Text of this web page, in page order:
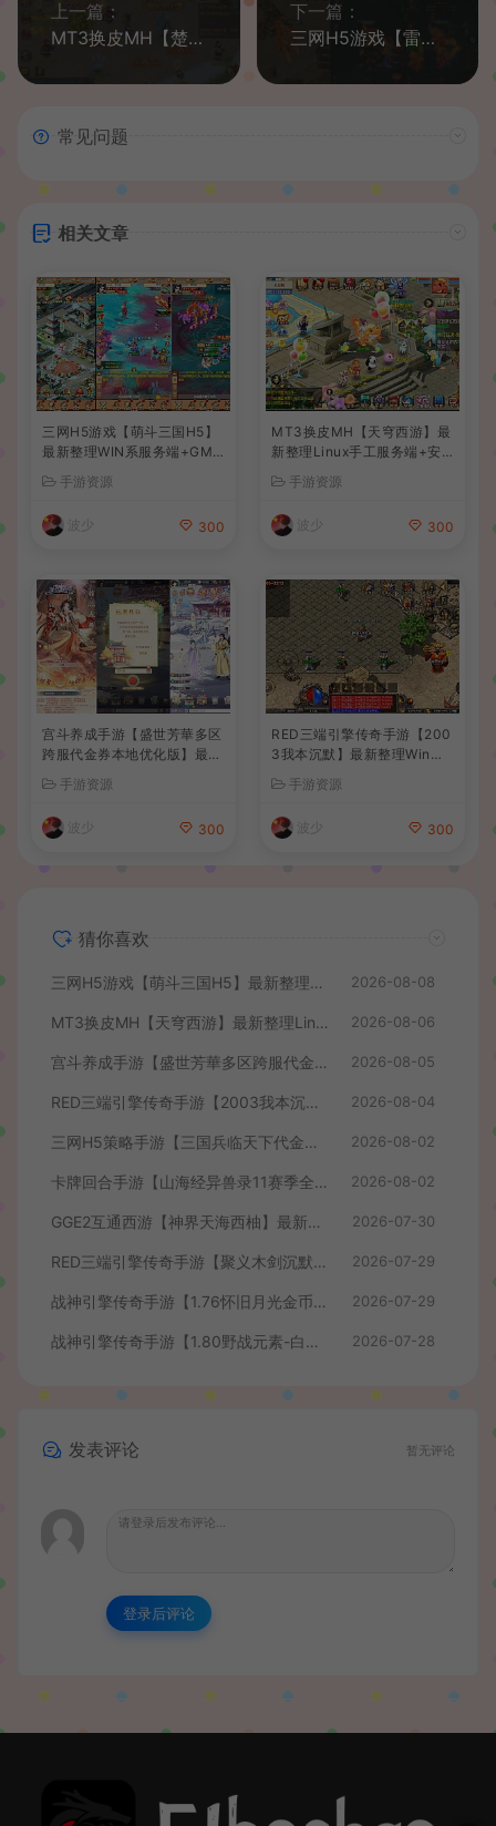
上一篇：
MT3换皮MH【楚风西游】最新整理Linux手工服务端+安卓苹果双端+GM后台+详细搭建教程+全套源码
下一篇：
三网H5游戏【雷霆战神之龙城争霸H5】最新整理Win一键服务端+多区+GM授权后台+详细搭建教程
常见问题
相关文章
三网H5游戏【萌斗三国H5】
最新整理WIN系服务端+GM
后台+详细搭建教程
手游资源
波少 300
MT3换皮MH【天穹西游】最
新整理Linux手工服务端+安
卓苹果双端+GM后台+详细搭
建教程+全套源码+视频教程
手游资源
波少 300
宫斗养成手游【盛世芳華多区
跨服代金券本地优化版】最新
整理单机一键即玩端+Linux
手工服务端+CDK授权后台
+安卓+详细搭建教程
手游资源
波少 300
RED三端引擎传奇手游【200
3我本沉默】最新整理Win系
服务端+安卓苹果PC三端+详
细搭建教程
手游资源
波少 300
猜你喜欢
三网H5游戏【萌斗三国H5】最新整理WIN系服务端+GM后台+详细搭建教程 2026-08-08
MT3换皮MH【天穹西游】最新整理Linux手工服务端+安卓苹果双端+GM后台+详细搭建教程+全套源码+视频教程 2026-08-06
宫斗养成手游【盛世芳華多区跨服代金券本地优化版】最新整理单机一键即玩端+Linux手工服务端+CDK授权后台+安卓+详细搭建教程 2026-08-05
RED三端引擎传奇手游【2003我本沉默】最新整理Win系服务端+安卓苹果PC三端+详细搭建教程 2026-08-04
三网H5策略手游【三国兵临天下代金券内购七合修复版】最新整理单机一键即玩镜像端+Linux手工服务端+管理后台+GM授权后台+简易安卓客户端+详细搭建教程+视频教程 2026-08-02
卡牌回合手游【山海经异兽录11赛季全人物代金券内购版】最新整理WIN系服务端+授权GM后台+管理后台+热更修改工具+安卓+详细搭建教程 2026-08-02
GGE2互通西游【神界天海西柚】最新整理Win系服务端+安卓苹果PC三端+内置GM工具+全套源码+详细搭建教程+视频教程 2026-07-30
RED三端引擎传奇手游【聚义木剑沉默高仿嘟嘟沉默】最新整理Win系服务端+安卓苹果PC三端+详细搭建教程 2026-07-29
战神引擎传奇手游【1.76怀旧月光金币版】最新整理Win系复古服务端+安卓苹果双端+GM授权物品后台+详细搭建教程 2026-07-29
战神引擎传奇手游【1.80野战元素-白猪7.2免授权】最新整理Win系特色服务端+安卓+GM授权物品后台+详细搭建教程 2026-07-28
发表评论 暂无评论
登录后评论